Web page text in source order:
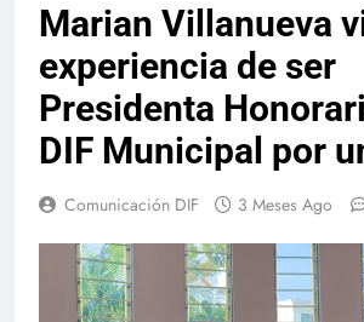
Marian Villanueva
experiencia de ser
Presidenta
DIF Municipal por
Comunicación DIF 3 Meses Ago